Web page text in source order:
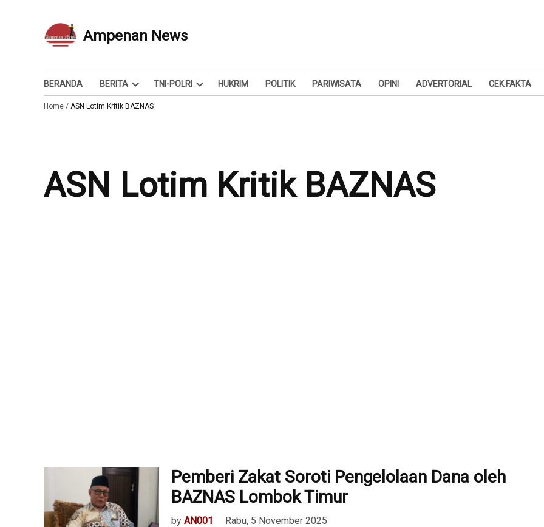
Ampenan News
Berita dan Info
BERANDA BERITA
Open
dropdown
TNI-POLRI
Open
HUKRIM POLITIK PARIWISATA OPINI ADVERTORIAL CEK FAKTA
Home / ASN Lotim Kritik BAZNAS
ASN Lotim Kritik BAZNAS
Pemberi Zakat Soroti Pengelolaan Dana oleh
BAZNAS Lombok Timur
by AN001 Rabu, 5 November 2025